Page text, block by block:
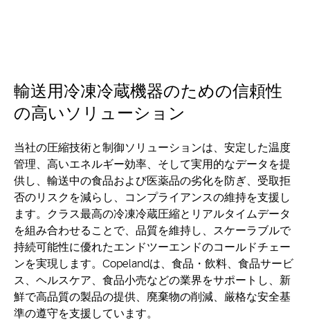
輸送用冷凍冷蔵機器のための信頼性
の高いソリューション
当社の圧縮技術と制御ソリューションは、安定した温度
管理、高いエネルギー効率、そして実用的なデータを提
供し、輸送中の食品および医薬品の劣化を防ぎ、受取拒
否のリスクを減らし、コンプライアンスの維持を支援し
ます。クラス最高の冷凍冷蔵圧縮とリアルタイムデータ
を組み合わせることで、品質を維持し、スケーラブルで
持続可能性に優れたエンドツーエンドのコールドチェー
ンを実現します。Copelandは、食品・飲料、食品サービ
ス、ヘルスケア、食品小売などの業界をサポートし、新
鮮で高品質の製品の提供、廃棄物の削減、厳格な安全基
準の遵守を支援しています。